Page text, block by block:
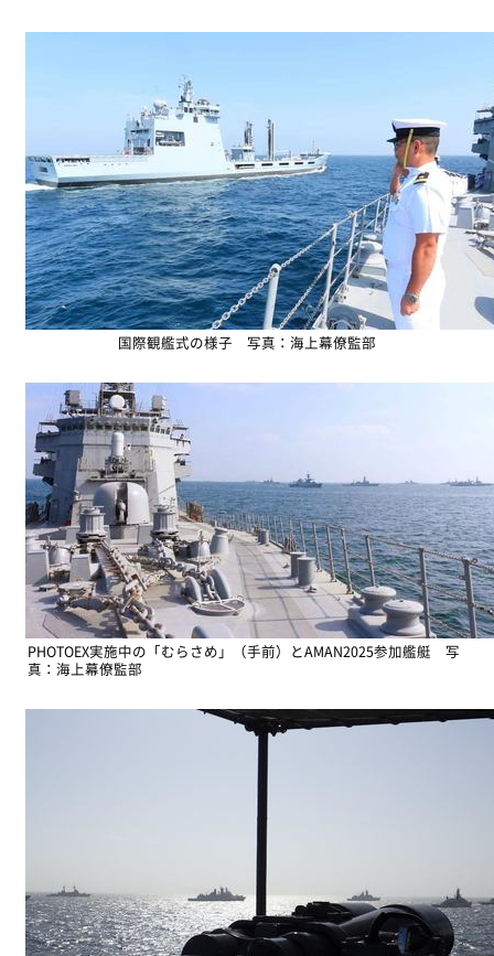
国際観艦式の様子 写真：海上幕僚監部
PHOTOEX実施中の「むらさめ」（手前）とAMAN2025参加艦艇 写
真：海上幕僚監部